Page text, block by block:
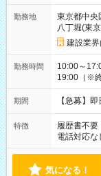
勤務地
東京都中央
八丁堀(東
建設業
勤務時間
10:00～
19:00（※
期間 【急募】
特徴 履歴書不要
電話対応な
気になる！